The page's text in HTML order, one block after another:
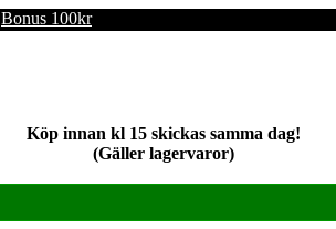
Bonus 100kr
Köp innan kl 15 skickas samma dag!
(Gäller lagervaror)